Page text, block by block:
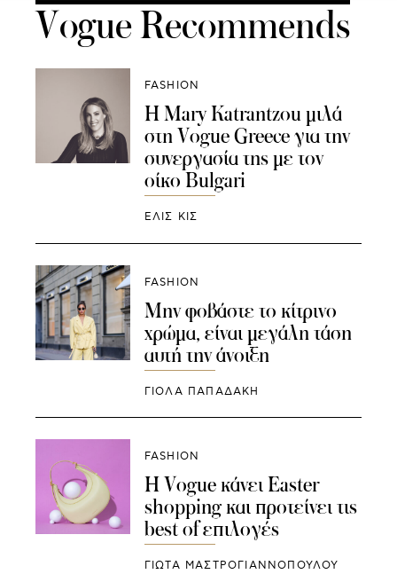
Vogue Recommends
FASHION
Η Mary Katrantzou μιλά
στη Vogue Greece για την
συνεργασία της με τον
οίκο Bulgari
ΕΛΙΣ ΚΙΣ
FASHION
Μην φοβάστε το κίτρινο
χρώμα, είναι μεγάλη τάση
αυτή την άνοιξη
ΓΙΌΛΑ ΠΑΠΑΔΆΚΗ
FASHION
Η Vogue κάνει Easter
shopping και προτείνει τις
best of επιλογές
ΓΙΩΤΑ ΜΑΣΤΡΟΓΙΑΝΝΟΠΟΥΛΟΥ